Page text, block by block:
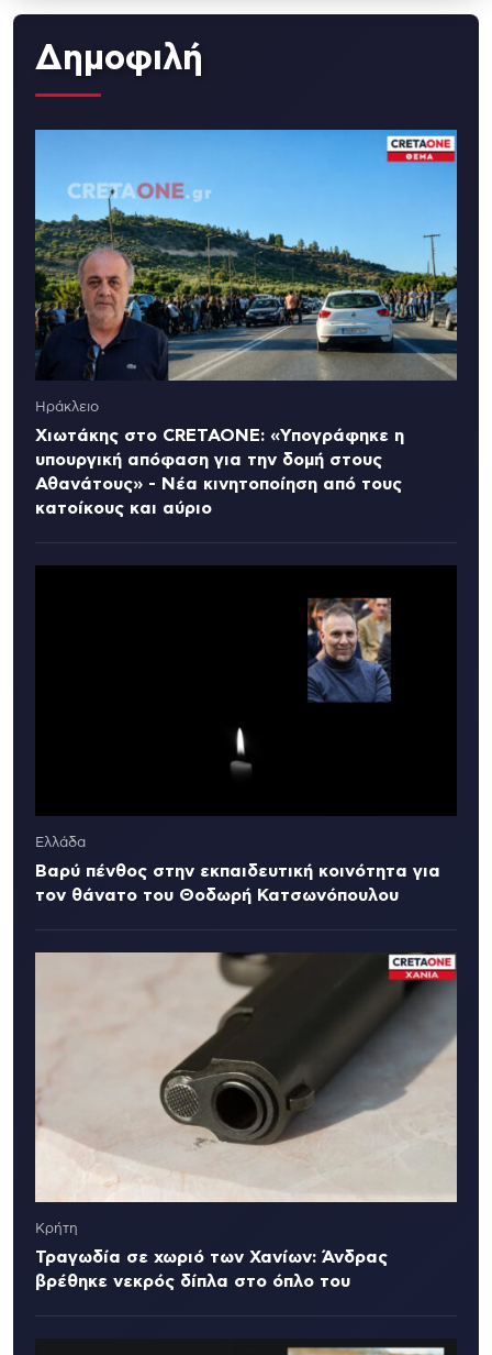
Δημοφιλή
Ηράκλειο
Χιωτάκης στο CRETAONE: «Υπογράφηκε η
υπουργική απόφαση για την δομή στους
Αθανάτους» - Νέα κινητοποίηση από τους
κατοίκους και αύριο
Ελλάδα
Βαρύ πένθος στην εκπαιδευτική κοινότητα για
τον θάνατο του Θοδωρή Κατσωνόπουλου
Κρήτη
Τραγωδία σε χωριό των Χανίων: Άνδρας
βρέθηκε νεκρός δίπλα στο όπλο του